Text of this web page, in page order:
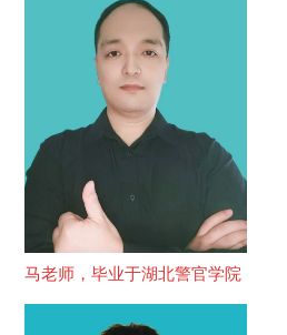
马老师，毕业于湖北警官学院